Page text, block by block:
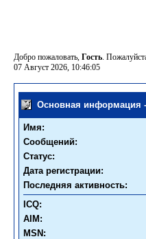
Добро пожаловать, Гость.
07 Август 2026, 10:46:05
Основная информация
Имя:
Сообщений:
Статус:
Дата регистрации:
Последняя активность:
ICQ:
AIM:
MSN: